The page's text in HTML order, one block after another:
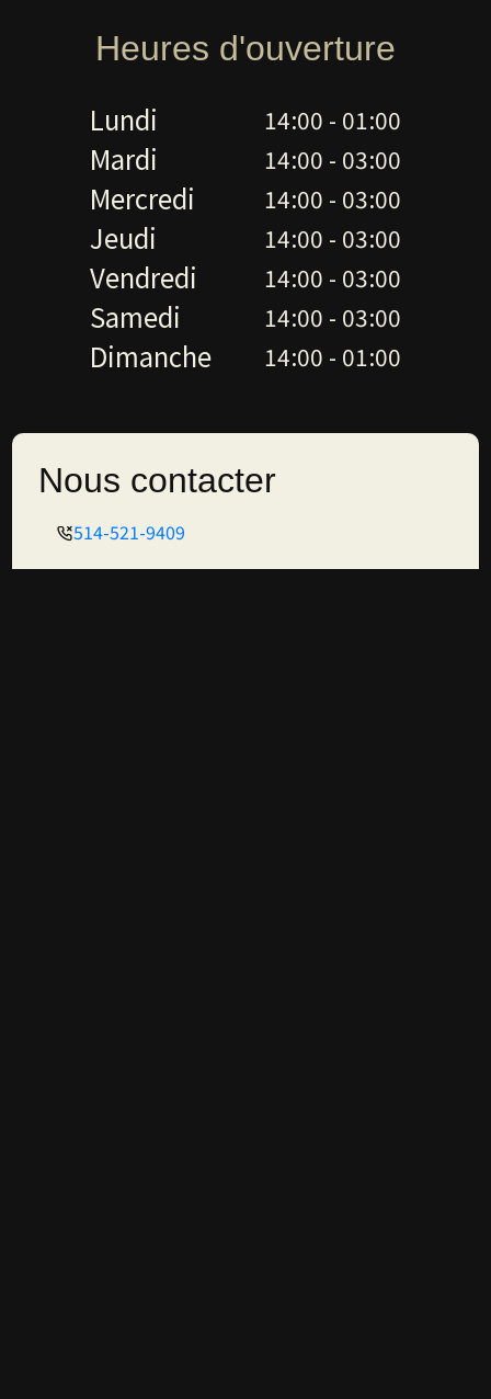
Heures d'ouverture
Lundi 14:00 - 01:00
Mardi 14:00 - 03:00
Mercredi 14:00 - 03:00
Jeudi 14:00 - 03:00
Vendredi 14:00 - 03:00
Samedi 14:00 - 03:00
Dimanche 14:00 - 01:00
Nous contacter
514-521-9409